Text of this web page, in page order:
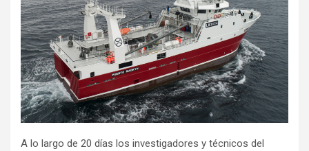
A lo largo de 20 días los investigadores y técnicos del